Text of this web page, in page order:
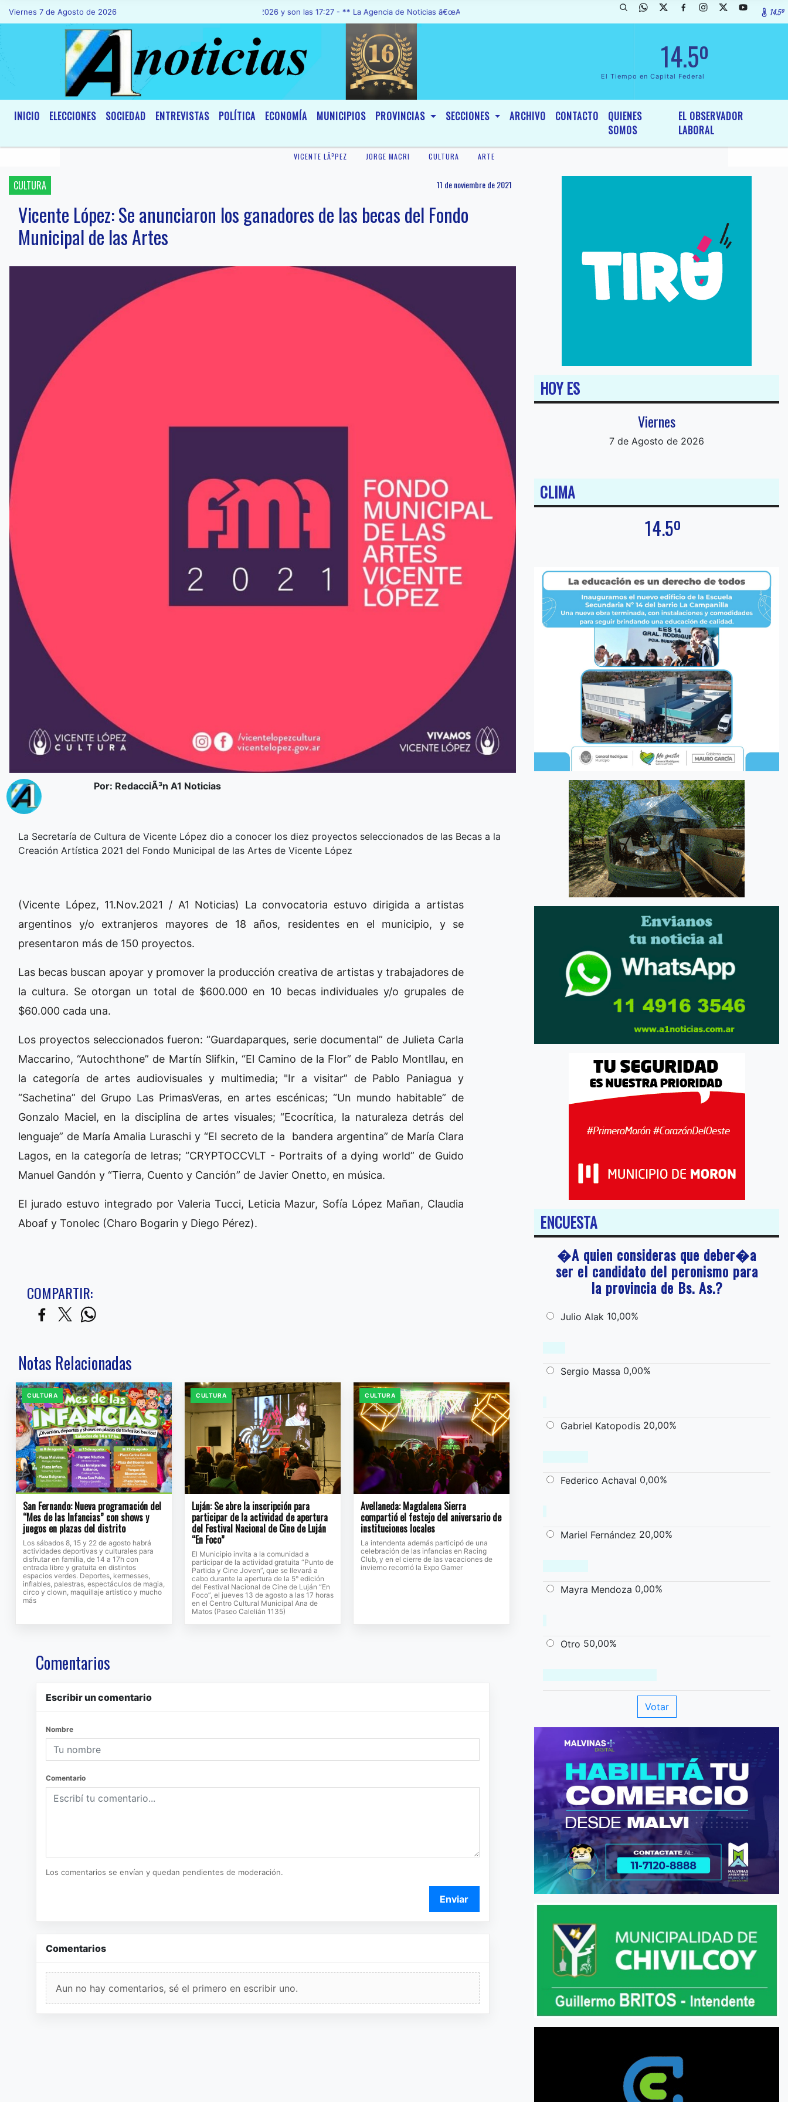
Viernes 7 de Agosto de 2026Hoy es Viernes 7 de Agosto de 2026 y son las 17:27 - ** La Agencia de Noticias â€œA1 Noticiasâ€, fue declarada de InterÃ©s General y Legislativo, por Ordenanza NÂº 6236/19 del14.5º
14.5º
El Tiempo en Capital Federal
INICIO ELECCIONES SOCIEDAD ENTREVISTAS POLÍTICA ECONOMÍA MUNICIPIOS PROVINCIAS SECCIONES ARCHIVO CONTACTO
QUIENES
SOMOS
EL OBSERVADOR
LABORAL
VICENTE LÃ³PEZ JORGE MACRI CULTURA ARTE
CULTURA 11 de noviembre de 2021
Vicente López: Se anunciaron los ganadores de las becas del Fondo
Municipal de las Artes
Por: RedacciÃ³n A1 Noticias
La Secretaría de Cultura de Vicente López dio a conocer los diez proyectos seleccionados de las Becas a la
Creación Artística 2021 del Fondo Municipal de las Artes de Vicente López
(Vicente López, 11.Nov.2021 / A1 Noticias) La convocatoria estuvo dirigida a artistas
argentinos y/o extranjeros mayores de 18 años, residentes en el municipio, y se
presentaron más de 150 proyectos.
Las becas buscan apoyar y promover la producción creativa de artistas y trabajadores de
la cultura. Se otorgan un total de $600.000 en 10 becas individuales y/o grupales de
$60.000 cada una.
Los proyectos seleccionados fueron: “Guardaparques, serie documental” de Julieta Carla
Maccarino, “Autochthone” de Martín Slifkin, “El Camino de la Flor” de Pablo Montllau, en
la categoría de artes audiovisuales y multimedia; "Ir a visitar” de Pablo Paniagua y
“Sachetina” del Grupo Las PrimasVeras, en artes escénicas; “Un mundo habitable” de
Gonzalo Maciel, en la disciplina de artes visuales; “Ecocrítica, la naturaleza detrás del
lenguaje” de María Amalia Luraschi y “El secreto de la bandera argentina” de María Clara
Lagos, en la categoría de letras; “CRYPTOCCVLT - Portraits of a dying world” de Guido
Manuel Gandón y “Tierra, Cuento y Canción” de Javier Onetto, en música.
El jurado estuvo integrado por Valeria Tucci, Leticia Mazur, Sofía López Mañan, Claudia
Aboaf y Tonolec (Charo Bogarin y Diego Pérez).
COMPARTIR:
Notas Relacionadas
CULTURA
San Fernando: Nueva programación del
“Mes de las Infancias” con shows y
juegos en plazas del distrito
Los sábados 8, 15 y 22 de agosto habrá
actividades deportivas y culturales para
disfrutar en familia, de 14 a 17h con
entrada libre y gratuita en distintos
espacios verdes. Deportes, kermesses,
inflables, palestras, espectáculos de magia,
circo y clown, maquillaje artístico y mucho
más
CULTURA
Luján: Se abre la inscripción para
participar de la actividad de apertura
del Festival Nacional de Cine de Luján
“En Foco”
El Municipio invita a la comunidad a
participar de la actividad gratuita “Punto de
Partida y Cine Joven”, que se llevará a
cabo durante la apertura de la 5° edición
del Festival Nacional de Cine de Luján “En
Foco”, el jueves 13 de agosto a las 17 horas
en el Centro Cultural Municipal Ana de
Matos (Paseo Calelián 1135)
CULTURA
Avellaneda: Magdalena Sierra
compartió el festejo del aniversario de
instituciones locales
La intendenta además participó de una
celebración de las infancias en Racing
Club, y en el cierre de las vacaciones de
invierno recorrió la Expo Gamer
Comentarios
Escribir un comentario
Nombre
Comentario
Los comentarios se envían y quedan pendientes de moderación.
Enviar
Comentarios
Aun no hay comentarios, sé el primero en escribir uno.
HOY ES
Viernes
7 de Agosto de 2026
CLIMA
14.5º
ENCUESTA
�A quien consideras que deber�a
ser el candidato del peronismo para
la provincia de Bs. As.?
Julio Alak 10,00%
Sergio Massa 0,00%
Gabriel Katopodis 20,00%
Federico Achaval 0,00%
Mariel Fernández 20,00%
Mayra Mendoza 0,00%
Otro 50,00%